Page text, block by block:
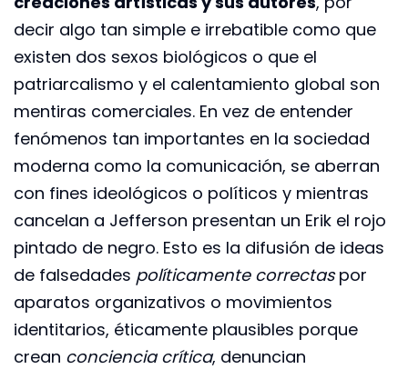
decir algo tan simple e irrebatible como que
existen dos sexos biológicos o que el
patriarcalismo y el calentamiento global son
mentiras comerciales. En vez de entender
fenómenos tan importantes en la sociedad
moderna como la comunicación, se aberran
con fines ideológicos o políticos y mientras
cancelan a Jefferson presentan un Erik el rojo
pintado de negro. Esto es la difusión de ideas
de falsedades políticamente correctaspor
aparatos organizativos o movimientos
identitarios, éticamente plausibles porque
crean conciencia crítica, denuncian